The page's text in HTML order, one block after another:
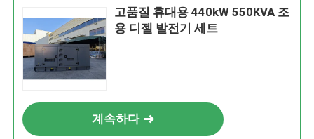
고품질 휴대용 440kW 550KVA 조
용 디젤 발전기 세트
계속하다